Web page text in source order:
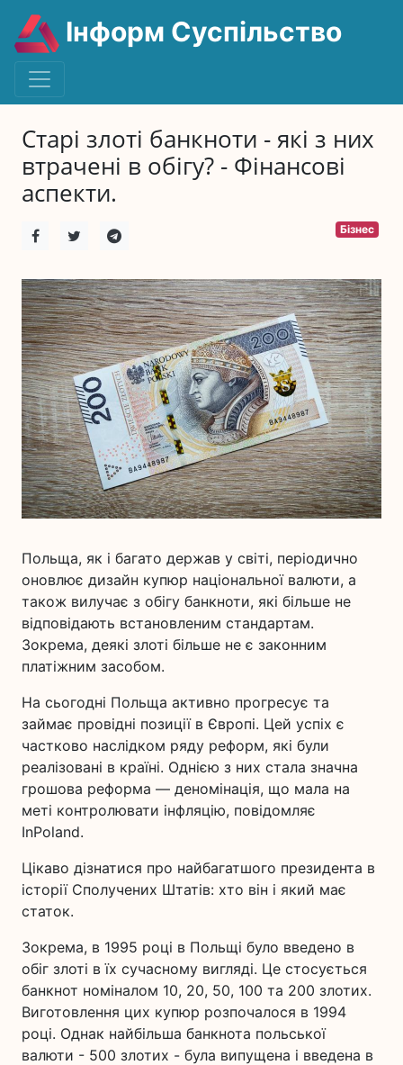
Інформ Суспільство
Старі злоті банкноти - які з них
втрачені в обігу? - Фінансові
аспекти.
Бізнес
Польща, як і багато держав у світі, періодично
оновлює дизайн купюр національної валюти, а
також вилучає з обігу банкноти, які більше не
відповідають встановленим стандартам.
Зокрема, деякі злоті більше не є законним
платіжним засобом.
На сьогодні Польща активно прогресує та
займає провідні позиції в Європі. Цей успіх є
частково наслідком ряду реформ, які були
реалізовані в країні. Однією з них стала значна
грошова реформа — деномінація, що мала на
меті контролювати інфляцію, повідомляє
InPoland.
Цікаво дізнатися про найбагатшого президента в
історії Сполучених Штатів: хто він і який має
статок.
Зокрема, в 1995 році в Польщі було введено в
обіг злоті в їх сучасному вигляді. Це стосується
банкнот номіналом 10, 20, 50, 100 та 200 злотих.
Виготовлення цих купюр розпочалося в 1994
році. Однак найбільша банкнота польської
валюти - 500 злотих - була випущена і введена в